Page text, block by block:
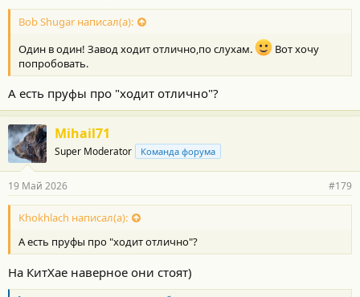
Bob Shugar написал(а):
Один в один! Завод ходит отлично,по слухам.
Вот хочу
попробовать.
А есть пруфы про "ходит отлично"?
Mihail71
Super Moderator Команда форума
19 Май 2026 #179
Khokhlach написал(а):
А есть пруфы про "ходит отлично"?
На КитХае наверное они стоят)